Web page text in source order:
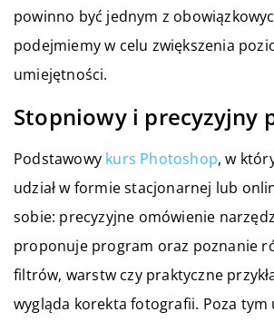
powinno być jednym z
podejmiemy w celu zwiększenia
umiejętności.
Stopniowy i precyzyjny
Podstawowy kurs Photoshop, w
udział w formie stacjonarnej lub
sobie: precyzyjne omówienie
proponuje program oraz poznanie
filtrów, warstw czy praktyczne
wygląda korekta fotografii. Poza tym